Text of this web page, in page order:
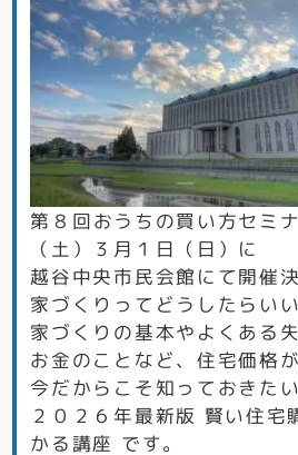
第８回おう ちの買い方セ ミ
（土）３月１ 日（日）に
越谷中央市民会館にて開催決
家づくりってどうしたらい
家づくりの基本やよくある
お金のことなど、住宅価格
今だからこそ 知っておきたい
２０２６年最新版 賢い住宅
かる講座 です。